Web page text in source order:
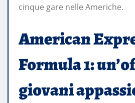
cinque gare nelle Americhe.
American
Formula 1:
giovani